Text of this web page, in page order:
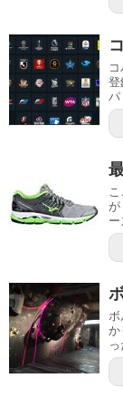
登
パ
ー
か